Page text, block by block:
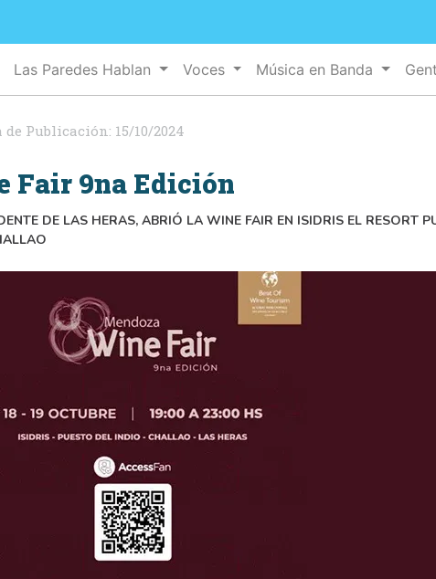
Las Paredes Hablan Voces Música en Banda
de Publicación: 15/10/2024
Fair 9na Edición
DE LAS HERAS, ABRIÓ LA WINE FAIR EN ISIDRIS EL RESORT